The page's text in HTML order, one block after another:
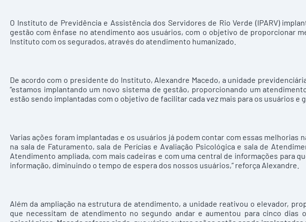
O Instituto de Previdência e Assistência dos Servidores de Rio Verde (IPARV)
gestão com ênfase no atendimento aos usuários, com o objetivo de proporcionar
Instituto com os segurados, através do atendimento humanizado.
De acordo com o presidente do Instituto, Alexandre Macedo, a unidade
“estamos implantando um novo sistema de gestão, proporcionando um
estão sendo implantadas com o objetivo de facilitar cada vez mais para os usuários e
Varias ações foram implantadas e os usuários já podem contar com essas melhorias
na sala de Faturamento, sala de Perícias e Avaliação Psicológica e sala de
Atendimento ampliada, com mais cadeiras e com uma central de informações para
informação, diminuindo o tempo de espera dos nossos usuários,” reforça Alexandre.
Além da ampliação na estrutura de atendimento, a unidade reativou o elevador,
que necessitam de atendimento no segundo andar e aumentou para cinco dias